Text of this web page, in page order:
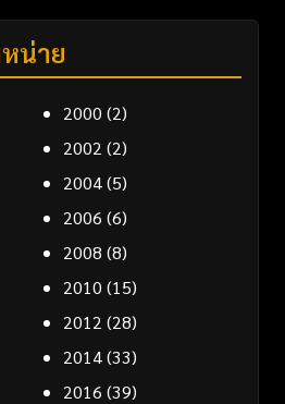
น่าย
2000 (2)
2002 (2)
2004(5)
2006 (6)
2008 (8)
2010 (15)
2012 (28)
2014(33)
2016 (39)